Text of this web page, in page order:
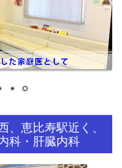
、恵比寿駅近く、
科・肝臓内科